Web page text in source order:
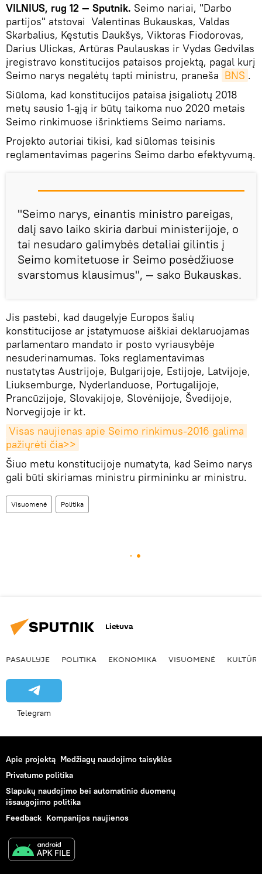
VILNIUS, rug 12 — Sputnik. Seimo nariai, "Darbo
partijos" atstovai Valentinas Bukauskas, Valdas
Skarbalius, Kęstutis Daukšys, Viktoras Fiodorovas,
Darius Ulickas, Artūras Paulauskas ir Vydas Gedvilas
įregistravo konstitucijos pataisos projektą, pagal kurį
Seimo narys negalėtų tapti ministru, praneša BNS .
Siūloma, kad konstitucijos pataisa įsigaliotų 2018
metų sausio 1-ąją ir būtų taikoma nuo 2020 metais
Seimo rinkimuose išrinktiems Seimo nariams.
Projekto autoriai tikisi, kad siūlomas teisinis
reglamentavimas pagerins Seimo darbo efektyvumą.
"Seimo narys, einantis ministro pareigas,
dalį savo laiko skiria darbui ministerijoje, o
tai nesudaro galimybės detaliai gilintis į
Seimo komitetuose ir Seimo posėdžiuose
svarstomus klausimus", — sako Bukauskas.
Jis pastebi, kad daugelyje Europos šalių
konstitucijose ar įstatymuose aiškiai deklaruojamas
parlamentaro mandato ir posto vyriausybėje
nesuderinamumas. Toks reglamentavimas
nustatytas Austrijoje, Bulgarijoje, Estijoje, Latvijoje,
Liuksemburge, Nyderlanduose, Portugalijoje,
Prancūzijoje, Slovakijoje, Slovėnijoje, Švedijoje,
Norvegijoje ir kt.
Visas naujienas apie Seimo rinkimus-2016 galima
pažiųrėti čia>>
Šiuo metu konstitucijoje numatyta, kad Seimo narys
gali būti skiriamas ministru pirmininku ar ministru.
Visuomenė Politika
Lietuva
PASAULYJE POLITIKA EKONOMIKA VISUOMENĖ KULTŪRA
Telegram
Apie projektą Medžiagų naudojimo taisyklės
Privatumo politika
Slapukų naudojimo bei automatinio duomenų
išsaugojimo politika
Feedback Kompanijos naujienos